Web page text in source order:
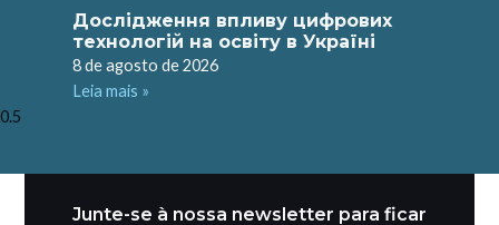
Дослідження впливу цифрових
технологій на освіту в Україні
8 de agosto de 2026
Leia mais »
Junte-se à nossa newsletter para ficar